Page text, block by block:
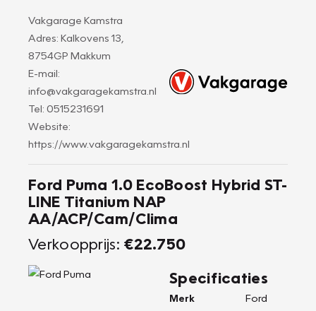
Vakgarage Kamstra
Adres: Kalkovens 13,
8754GP Makkum
E-mail:
info@vakgaragekamstra.nl
Tel: 0515231691
Website:
https://www.vakgaragekamstra.nl
Ford Puma 1.0 EcoBoost Hybrid ST-
LINE Titanium NAP
AA/ACP/Cam/Clima
Verkoopprijs: €22.750
Specificaties
Merk
Ford